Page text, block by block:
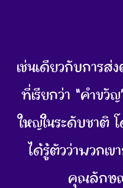
เช่นเดียวกับการส่
ที่เรียกว่า “คำขวั
ใหญ่ในระดับชาติ
ได้รู้ตัวว่าพวกเ
คุณลักษณ